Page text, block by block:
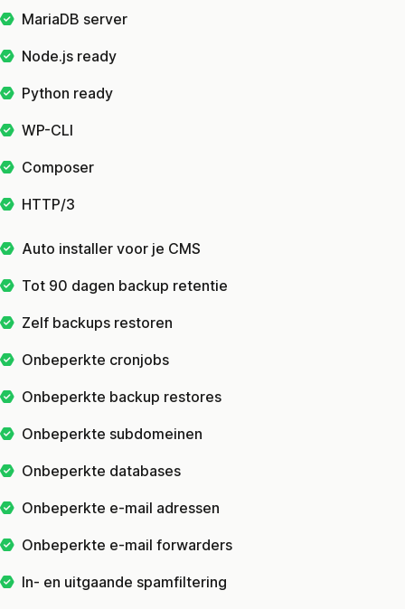
MariaDB server
Node.js ready
Python ready
WP-CLI
Composer
HTTP/3
Auto installer voor je CMS
Tot 90 dagen backup retentie
Zelf backups restoren
Onbeperkte cronjobs
Onbeperkte backup restores
Onbeperkte subdomeinen
Onbeperkte databases
Onbeperkte e-mail adressen
Onbeperkte e-mail forwarders
In- en uitgaande spamfiltering